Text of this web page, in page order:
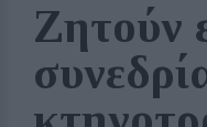
Ζητούν